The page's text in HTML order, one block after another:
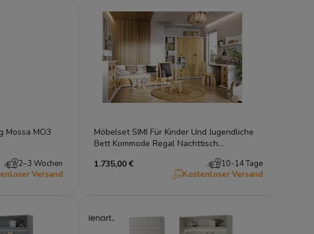
Mossa MO3
2–3 Wochen
Versand
Möbelset SIMI Für Kinder Und Jugendliche
Bett Kommode Regal Nachttisch
1.735,00 €
10-14 Tage
Kostenloser Versand